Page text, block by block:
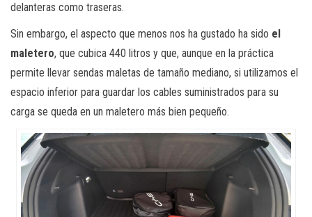
delanteras como traseras.
Sin embargo, el aspecto que menos nos ha gustado ha sido el
maletero, que cubica 440 litros y que, aunque en la práctica
permite llevar sendas maletas de tamaño mediano, si utilizamos el
espacio inferior para guardar los cables suministrados para su
carga se queda en un maletero más bien pequeño.